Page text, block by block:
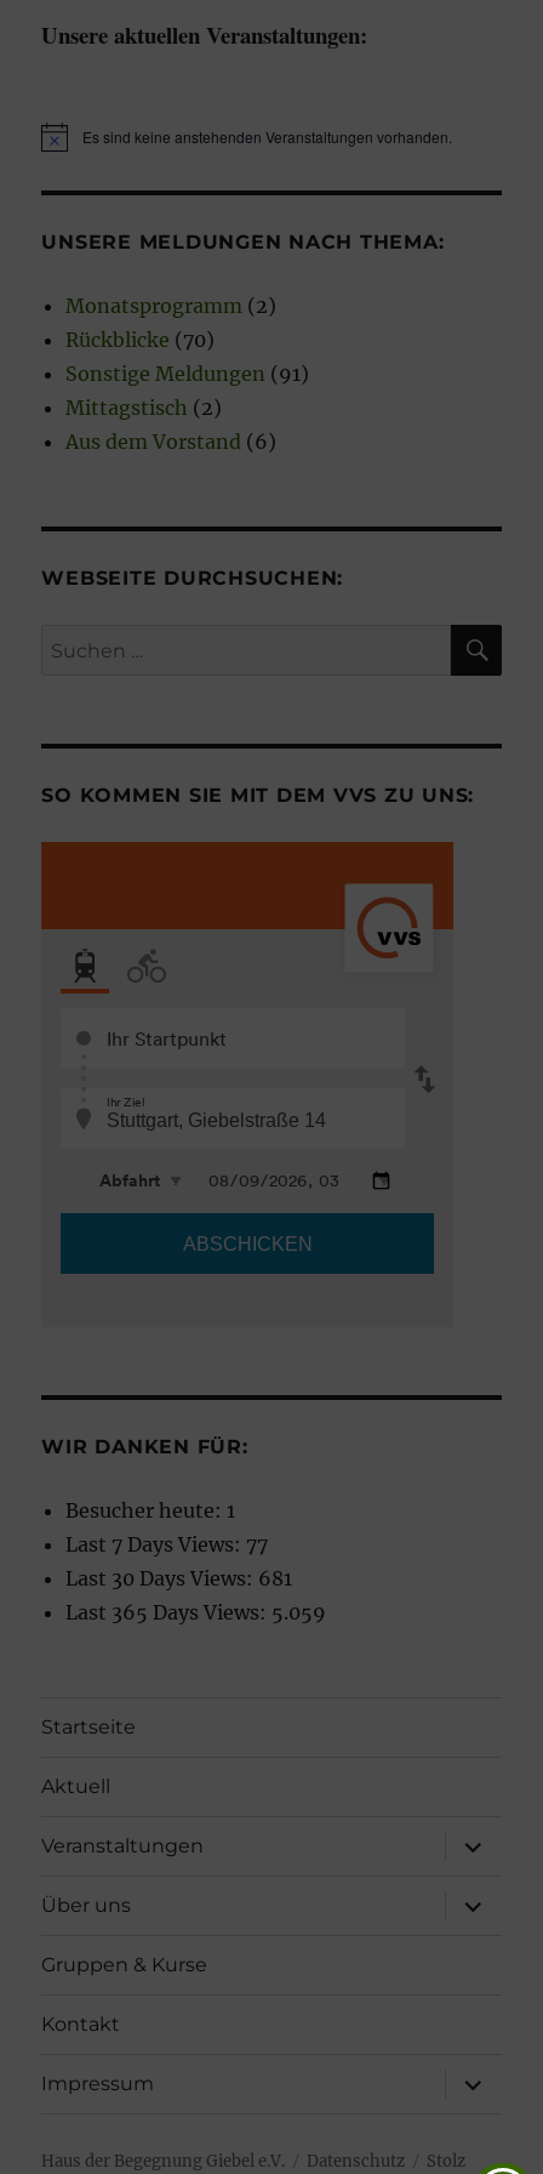
Unsere aktuellen Veranstaltungen:
H
w
i
Es sind keine anstehenden Veranstaltungen vorhanden.
UNSERE MELDUNGEN NACH THEMA:
Monatsprogramm (2)
Rückblicke (70)
Sonstige Meldungen (91)
Mittagstisch (2)
Aus dem Vorstand (6)
WEBSEITE DURCHSUCHEN:
Suchen
SO KOMMEN SIE MIT DEM VVS ZU UNS:
WIR DANKEN FÜR:
Besucher heute: 1
Last 7 Days Views: 77
Last 30 Days Views: 681
Last 365 Days Views: 5.059
Startseite
Aktuell
Veranstaltungen
öffnen
Über uns
öffnen
Gruppen & Kurse
Kontakt
Impressum
öffnen
Haus der Begegnung Giebel e.V. Datenschutz Stolz